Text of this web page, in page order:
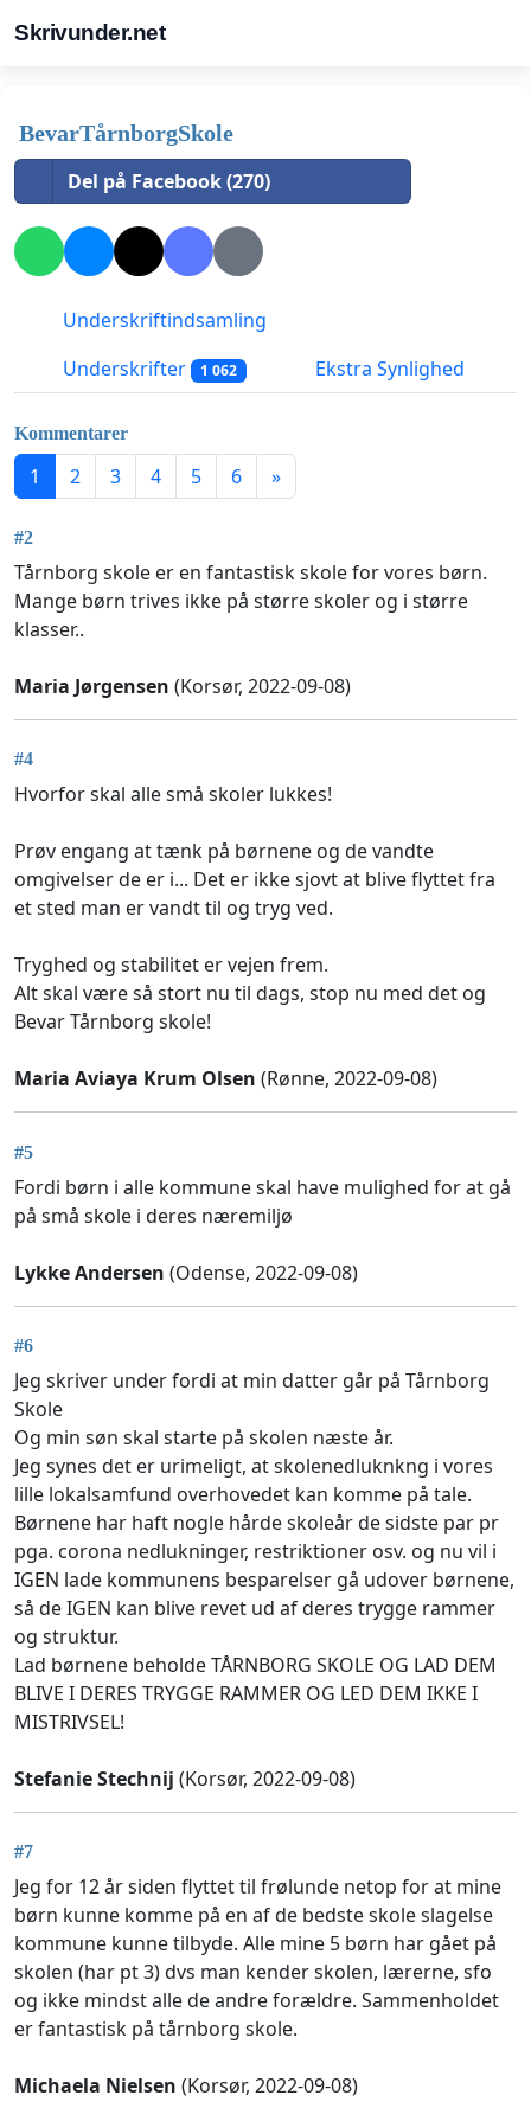
Skrivunder.net
BevarTårnborgSkole
Del på Facebook (270)
Underskriftindsamling
Underskrifter
1 062 Ekstra Synlighed
Kommentarer
1 2 3 4 5 6 »
#2
Tårnborg skole er en fantastisk skole for vores børn.
Mange børn trives ikke på større skoler og i større
klasser..
Maria Jørgensen (Korsør, 2022-09-08)
#4
Hvorfor skal alle små skoler lukkes!
Prøv engang at tænk på børnene og de vandte
omgivelser de er i... Det er ikke sjovt at blive flyttet fra
et sted man er vandt til og tryg ved.
Tryghed og stabilitet er vejen frem.
Alt skal være så stort nu til dags, stop nu med det og
Bevar Tårnborg skole!
Maria Aviaya Krum Olsen (Rønne, 2022-09-08)
#5
Fordi børn i alle kommune skal have mulighed for at gå
på små skole i deres næremiljø
Lykke Andersen (Odense, 2022-09-08)
#6
Jeg skriver under fordi at min datter går på Tårnborg
Skole
Og min søn skal starte på skolen næste år.
Jeg synes det er urimeligt, at skolenedluknkng i vores
lille lokalsamfund overhovedet kan komme på tale.
Børnene har haft nogle hårde skoleår de sidste par pr
pga. corona nedlukninger, restriktioner osv. og nu vil i
IGEN lade kommunens besparelser gå udover børnene,
så de IGEN kan blive revet ud af deres trygge rammer
og struktur.
Lad børnene beholde TÅRNBORG SKOLE OG LAD DEM
BLIVE I DERES TRYGGE RAMMER OG LED DEM IKKE I
MISTRIVSEL!
Stefanie Stechnij (Korsør, 2022-09-08)
#7
Jeg for 12 år siden flyttet til frølunde netop for at mine
børn kunne komme på en af de bedste skole slagelse
kommune kunne tilbyde. Alle mine 5 børn har gået på
skolen (har pt 3) dvs man kender skolen, lærerne, sfo
og ikke mindst alle de andre forældre. Sammenholdet
er fantastisk på tårnborg skole.
Michaela Nielsen (Korsør, 2022-09-08)